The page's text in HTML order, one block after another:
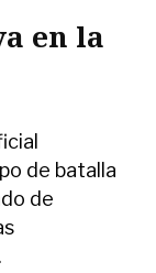
en la
de batalla
de